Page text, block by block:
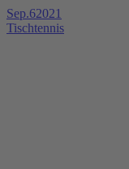
Sep.62021
Tischtennis